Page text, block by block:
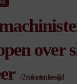
over
/2minuten leestijd